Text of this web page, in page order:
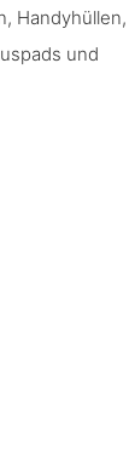
Handyhüllen,
und